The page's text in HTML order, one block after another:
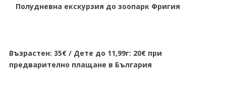
Полудневна екскурзия до зоопарк Фригия
Възрастен: 35€ / Дете до 11,99г: 20€ при
предварително плащане в България